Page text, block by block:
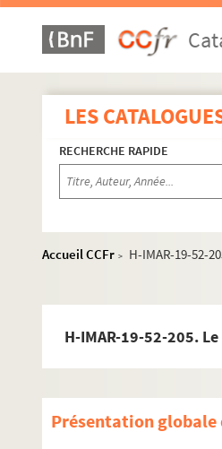
LES
RECHERCHE RAPIDE
Accueil CCFr >
H-IMAR-19-52-
H-IMAR-19-52-205.
Présentation globale
H-IMAR-19-46-
H-IMAR-19-46-
H-IMAR-19-46-
H-IMAR-19-46-
H-IMAR-19-47-
H-IMAR-19-47-
H-IMAR-19-47-
H-IMAR-19-48-